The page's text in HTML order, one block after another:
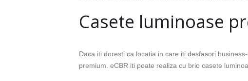
Casete luminoase
Daca iti doresti ca locatia in care iti desfasori
premium. eCBR iti poate realiza cu brio casete